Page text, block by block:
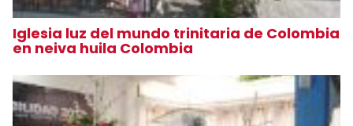
Iglesia luz del mundo trinitaria de Colombia
en neiva huila Colombia